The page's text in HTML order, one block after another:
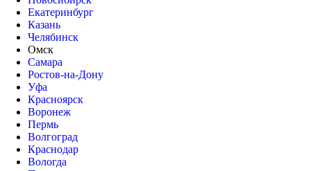
Екатеринбург
Казань
Челябинск
Омск
Самара
Ростов-на-Дону
Уфа
Красноярск
Воронеж
Пермь
Волгоград
Краснодар
Вологда